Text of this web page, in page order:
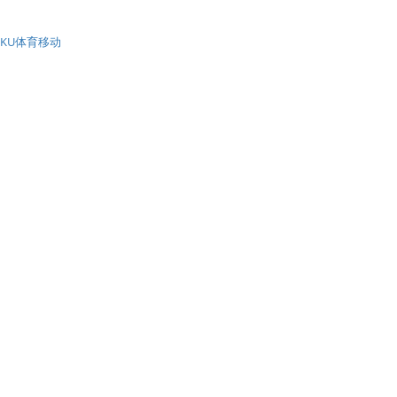
KU体育移动